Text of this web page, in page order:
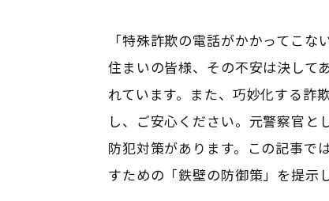
「特殊詐欺の電話がかかってこ
住まいの皆様、その不安は決して
れています。また、巧妙化する詐
し、ご安心ください。元警察官と
防犯対策があります。この記事で
すための「鉄壁の防御策」を提示し